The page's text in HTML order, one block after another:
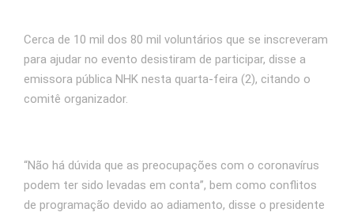
Cerca de 10 mil dos 80 mil voluntários que se inscreveram
para ajudar no evento desistiram de participar, disse a
emissora pública NHK nesta quarta-feira (2), citando o
comitê organizador.
“Não há dúvida que as preocupações com o coronavírus
podem ter sido levadas em conta”, bem como conflitos
de programação devido ao adiamento, disse o presidente